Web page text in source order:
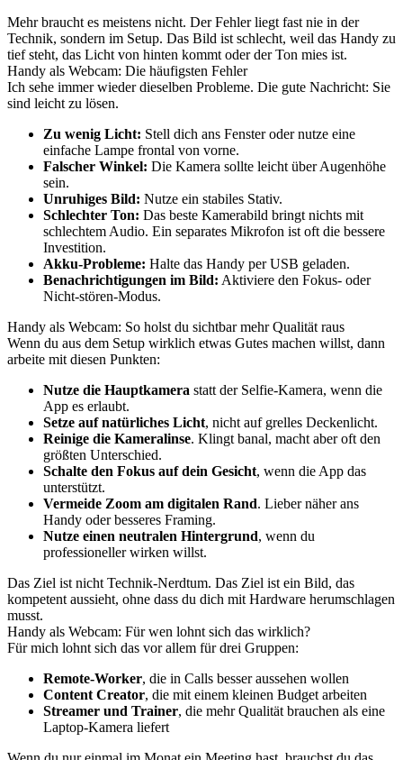
Mehr braucht es meistens nicht. Der Fehler liegt fast nie in der
Technik, sondern im Setup. Das Bild ist schlecht, weil das Handy zu
tief steht, das Licht von hinten kommt oder der Ton mies ist.
Handy als Webcam: Die häufigsten Fehler
Ich sehe immer wieder dieselben Probleme. Die gute Nachricht: Sie
sind leicht zu lösen.
Zu wenig Licht: Stell dich ans Fenster oder nutze eine
einfache Lampe frontal von vorne.
Falscher Winkel: Die Kamera sollte leicht über Augenhöhe
sein.
Unruhiges Bild: Nutze ein stabiles Stativ.
Schlechter Ton: Das beste Kamerabild bringt nichts mit
schlechtem Audio. Ein separates Mikrofon ist oft die bessere
Investition.
Akku-Probleme: Halte das Handy per USB geladen.
Benachrichtigungen im Bild: Aktiviere den Fokus- oder
Nicht-stören-Modus.
Handy als Webcam: So holst du sichtbar mehr Qualität raus
Wenn du aus dem Setup wirklich etwas Gutes machen willst, dann
arbeite mit diesen Punkten:
Nutze die Hauptkamera statt der Selfie-Kamera, wenn die
App es erlaubt.
Setze auf natürliches Licht, nicht auf grelles Deckenlicht.
Reinige die Kameralinse. Klingt banal, macht aber oft den
größten Unterschied.
Schalte den Fokus auf dein Gesicht, wenn die App das
unterstützt.
Vermeide Zoom am digitalen Rand. Lieber näher ans
Handy oder besseres Framing.
Nutze einen neutralen Hintergrund, wenn du
professioneller wirken willst.
Das Ziel ist nicht Technik-Nerdtum. Das Ziel ist ein Bild, das
kompetent aussieht, ohne dass du dich mit Hardware herumschlagen
musst.
Handy als Webcam: Für wen lohnt sich das wirklich?
Für mich lohnt sich das vor allem für drei Gruppen:
Remote-Worker, die in Calls besser aussehen wollen
Content Creator, die mit einem kleinen Budget arbeiten
Streamer und Trainer, die mehr Qualität brauchen als eine
Laptop-Kamera liefert